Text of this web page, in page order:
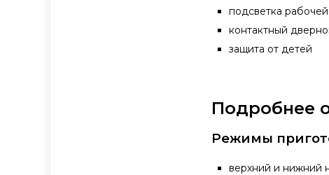
подсветка
контактный
защита от детей
Подробнее
Режимы
верхний и нижний